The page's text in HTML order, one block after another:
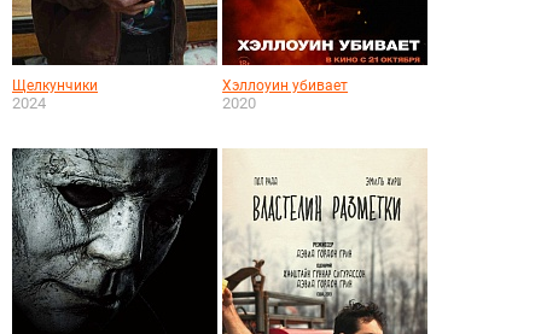
Щелкунчики
2024
Хэллоуин убивает
2020